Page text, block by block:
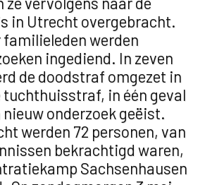
in Utrecht overgebracht.
familieleden werden
ingediend. In zeven
de doodstraf omgezet in
tuchthuisstraf, in één geval
nieuw onderzoek geëist.
werden 72 personen, van
bekrachtigd waren,
Sachsenhausen